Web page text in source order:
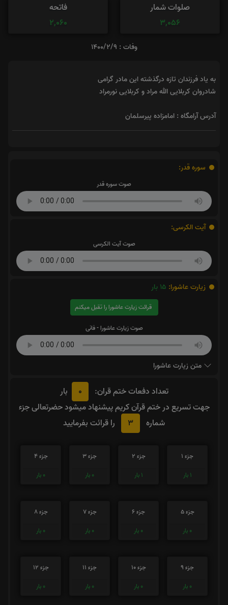
صلوات شمار
3,056
فاتحه
2,060
وفات : ۱۴۰۰/۲/۹
به یاد فرزندان تازه درگذشته این مادر گرامی
شادروان کربلایی الله مراد و کربلایی نورمراد
آدرس آرامگاه : امامزاده پیرسلمان
سوره قدر:
صوت سوره قدر
آیت الکرسی:
صوت آیت الکرسی
زیارت عاشورا: 15 بار
قرائت زیارت عاشورا را تقبل میکنم
صوت زیارت عاشورا - فانی
متن زیارت عاشورا
تعداد دفعات ختم قران: 0
بار
جهت تسریع در ختم قرآن کریم پیشنهاد میشود حضرتعالی جزء
شماره
3 را قرائت بفرمایید
جزء 1
1 بار
جزء 2
1 بار
جزء 3
0 بار
جزء 4
0 بار
جزء 5
0 بار
جزء 6
0 بار
جزء 7
0 بار
جزء 8
0 بار
جزء 9
0 بار
جزء 10
0 بار
جزء 11
0 بار
جزء 12
0 بار